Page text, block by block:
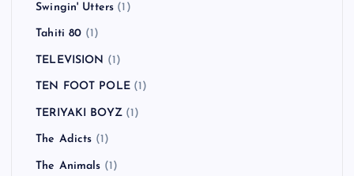
Swingin' Utters (1)
Tahiti 80 (1)
TELEVISION (1)
TEN FOOT POLE(1)
TERIYAKI BOYZ(1)
The Adicts (1)
The Animals (1)